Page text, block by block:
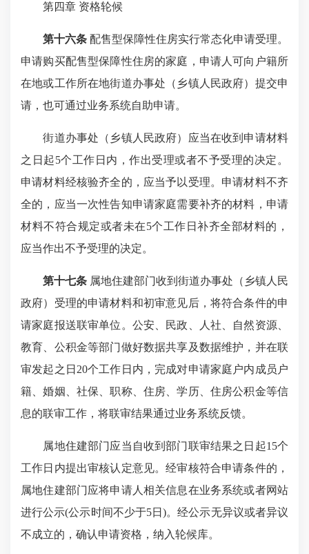
第四章 资格轮候
第十六条 配售型保障性住房实行常态化申请受理。
申请购买配售型保障性住房的家庭，申请人可向户籍所
在地或工作所在地街道办事处（乡镇人民政府）提交申
请，也可通过业务系统自助申请。
街道办事处（乡镇人民政府）应当在收到申请材料
之日起5个工作日内，作出受理或者不予受理的决定。
申请材料经核验齐全的，应当予以受理。申请材料不齐
全的，应当一次性告知申请家庭需要补齐的材料，申请
材料不符合规定或者未在5个工作日补齐全部材料的，
应当作出不予受理的决定。
第十七条 属地住建部门收到街道办事处（乡镇人民
政府）受理的申请材料和初审意见后，将符合条件的申
请家庭报送联审单位。公安、民政、人社、自然资源、
教育、公积金等部门做好数据共享及数据维护，并在联
审发起之日20个工作日内，完成对申请家庭户内成员户
籍、婚姻、社保、职称、住房、学历、住房公积金等信
息的联审工作，将联审结果通过业务系统反馈。
属地住建部门应当自收到部门联审结果之日起15个
工作日内提出审核认定意见。经审核符合申请条件的，
属地住建部门应将申请人相关信息在业务系统或者网站
进行公示(公示时间不少于5日)。经公示无异议或者异议
不成立的，确认申请资格，纳入轮候库。